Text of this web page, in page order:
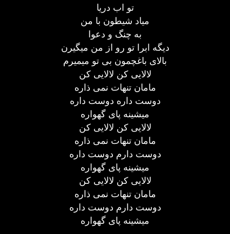
تو اب دریا
میاد شیطون با من
به چنگ و دعوا
دیگه ابرا تو رو از من میگیرن
بالای باغچمون بی تو میمیرم
لالایی کن لالایی کن
مامان تنهات نمی ذاره
دوست داره دوست داره
میشینه پای گهواره
لالایی کن لالایی کن
مامان تنهات نمی ذاره
دوست دارم دوست داره
میشینه پای گهواره
لالایی کن لالایی کن
مامان تنهات نمی ذاره
دوست دارم دوست داره
میشینه پای گهواره